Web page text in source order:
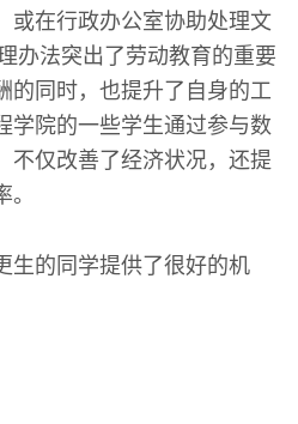
或在行政办公室协助处理文
办法突出了劳动教育的重要
的同时，也提升了自身的工
学院的一些学生通过参与数
不仅改善了经济状况，还提
生的同学提供了很好的机